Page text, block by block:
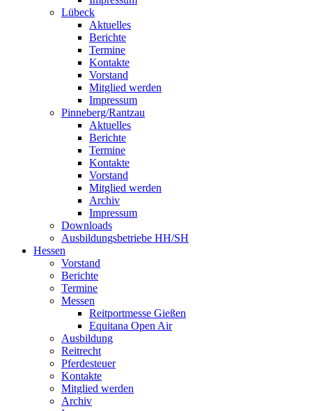
Lübeck
Aktuelles
Berichte
Termine
Kontakte
Vorstand
Mitglied werden
Impressum
Pinneberg/Rantzau
Aktuelles
Berichte
Termine
Kontakte
Vorstand
Mitglied werden
Archiv
Impressum
Downloads
Ausbildungsbetriebe HH/SH
Hessen
Vorstand
Berichte
Termine
Messen
Reitportmesse Gießen
Equitana Open Air
Ausbildung
Reitrecht
Pferdesteuer
Kontakte
Mitglied werden
Archiv